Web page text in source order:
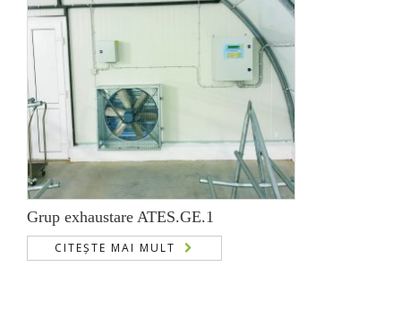
Grup exhaustare ATES.GE.1
CITEȘTE MAI MULT